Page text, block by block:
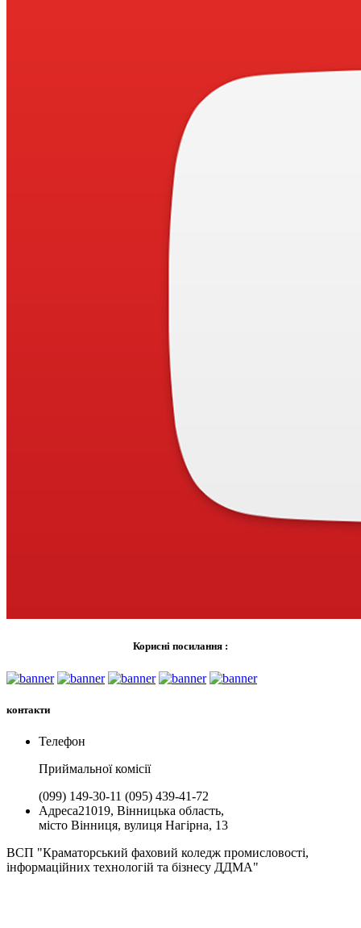
Корисні посилання :
контакти
Телефон
Приймальної комiсії
(099) 149-30-11 (095) 439-41-72
Адреса21019, Вінницька область,
місто Вінниця, вулиця Нагірна, 13
ВСП "Краматорський фаховий коледж промисловості,
інформаційних технологій та бізнесу ДДМА"